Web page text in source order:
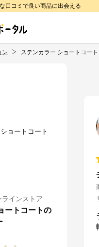
口コミで良い商品に出会える
ン ステンカラー ショートコート
インストア
ートコートの